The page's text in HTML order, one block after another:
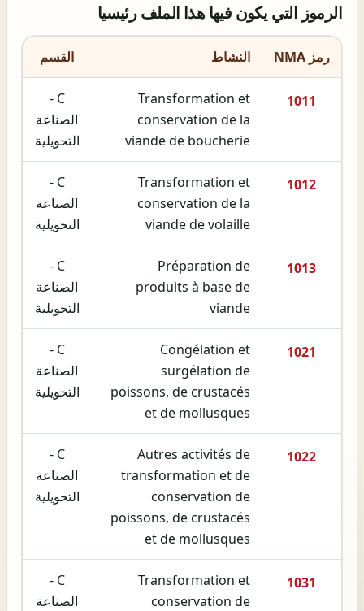
الرموز التي يكون فيها هذا الملف رئيسيا
رمز NMA النشاط القسم
1011
Transformation et
conservation de la
viande de boucherie
C -
الصناعة
التحويلية
1012
Transformation et
conservation de la
viande de volaille
C -
الصناعة
التحويلية
1013
Préparation de
produits à base de
viande
C -
الصناعة
التحويلية
1021
Congélation et
surgélation de
poissons, de crustacés
et de mollusques
C -
الصناعة
التحويلية
1022
Autres activités de
transformation et de
conservation de
poissons, de crustacés
et de mollusques
C -
الصناعة
التحويلية
1031
Transformation et
conservation de
C -
الصناعة